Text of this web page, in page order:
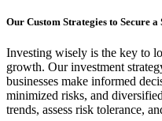
Our Custom Strategies to Secure
Investing wisely is the key to
growth. Our investment
businesses make informed
minimized risks, and
trends, assess risk tolerance,